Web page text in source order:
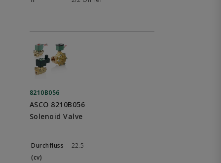
8210B056
ASCO 8210B056
Solenoid Valve
22.5